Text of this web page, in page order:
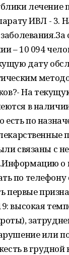
лечение
ИВЛ - 3.
– 10 094
дату
На
в
есть по
связаны с
о
по
первые
высокая
или
в